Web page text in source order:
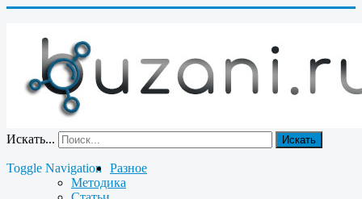
Искать... Искать
Toggle Navigation
Разное
Методика